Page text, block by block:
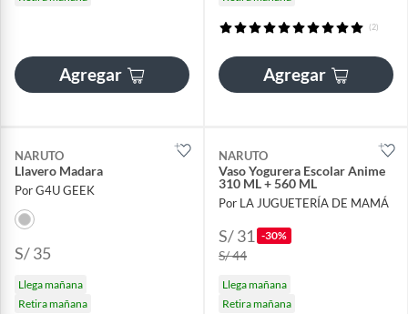
Agregar
(2)
Agregar
NARUTO
Llavero Madara
Por G4U GEEK
S/ 35
Llega mañana
Retira mañana
NARUTO
Vaso Yogurera Escolar Anime
310 ML + 560 ML
Por LA JUGUETERÍA DE MAMÁ
S/ 31 -30%
S/ 44
Llega mañana
Retira mañana